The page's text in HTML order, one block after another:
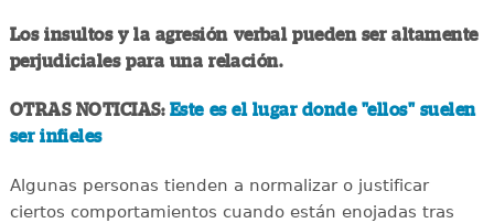
Los insultos y la agresión verbal pueden ser altamente
perjudiciales para una relación.
OTRAS NOTICIAS: Este es el lugar donde "ellos" suelen
ser infieles
Algunas personas tienden a normalizar o justificar
ciertos comportamientos cuando están enojadas tras